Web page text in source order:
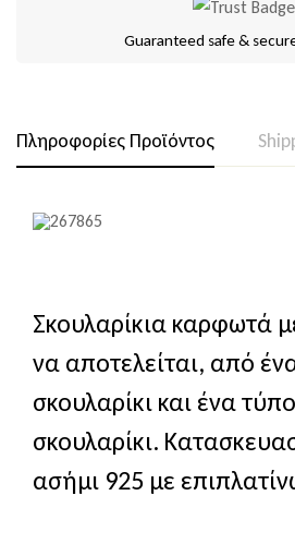
Guaranteed safe &
Πληροφορίες Προϊόντος
Σκουλαρίκια καρφωτά
να αποτελείται, από
σκουλαρίκι και ένα
σκουλαρίκι.
ασήμι 925 με